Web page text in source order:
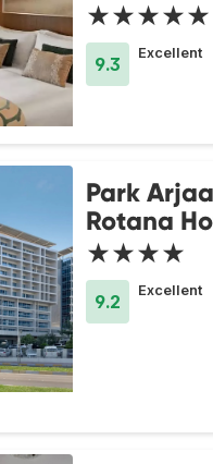
★★★★★
9.3
Excellent
Park
Rotana
★★★★
9.2
Excellent